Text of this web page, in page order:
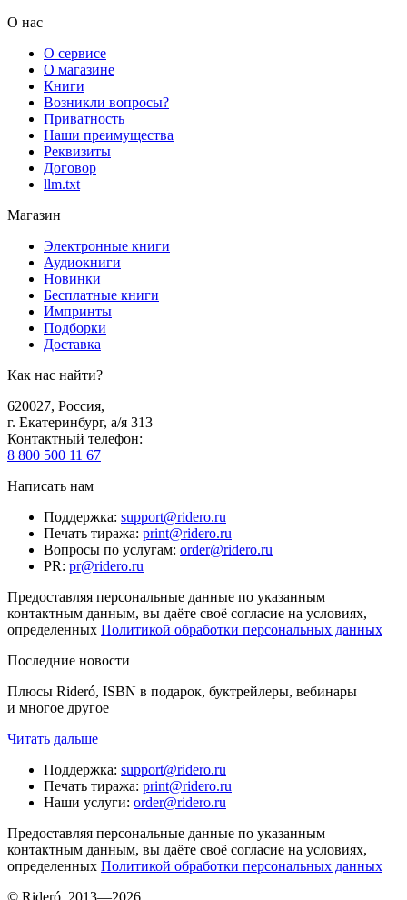
О нас
О сервисе
О магазине
Книги
Возникли вопросы?
Приватность
Наши преимущества
Реквизиты
Договор
llm.txt
Магазин
Электронные книги
Аудиокниги
Новинки
Бесплатные книги
Импринты
Подборки
Доставка
Как нас найти?
620027, Россия,
г. Екатеринбург, а/я 313
Контактный телефон:
8 800 500 11 67
Написать нам
Поддержка: support@ridero.ru
Печать тиража: print@ridero.ru
Вопросы по услугам: order@ridero.ru
PR: pr@ridero.ru
Предоставляя персональные данные по указанным
контактным данным, вы даёте своё согласие на условиях,
определенных Политикой обработки персональных данных
Последние новости
Плюсы Rideró, ISBN в подарок, буктрейлеры, вебинары
и многое другое
Читать дальше
Поддержка: support@ridero.ru
Печать тиража: print@ridero.ru
Наши услуги: order@ridero.ru
Предоставляя персональные данные по указанным
контактным данным, вы даёте своё согласие на условиях,
определенных Политикой обработки персональных данных
© Rideró, 2013—2026